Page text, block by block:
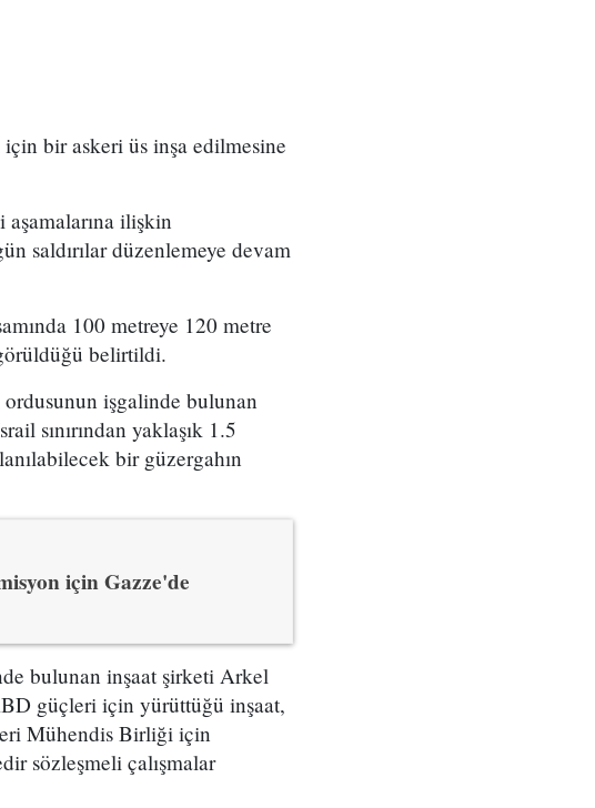
bir askeri üs inşa edilmesine
ilişkin
saldırılar düzenlemeye devam
100 metreye 120 metre
belirtildi.
işgalinde bulunan
sınırından yaklaşık 1.5
bir güzergahın
için Gazze'de
bulunan inşaat şirketi Arkel
güçleri için yürüttüğü inşaat,
Mühendis Birliği için
sözleşmeli çalışmalar